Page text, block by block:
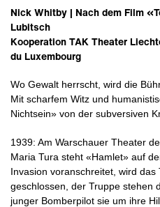
Nick Whitby | Nach dem Film
Lubitsch
Kooperation TAK Theater
du Luxembourg
Wo Gewalt herrscht, wird die
Mit scharfem Witz und
Nichtsein» von der subversiven
1939: Am Warschauer Theater
Maria Tura steht «Hamlet» auf
Invasion voranschreitet, wird
geschlossen, der Truppe stehen
junger Bomberpilot sie um ihre